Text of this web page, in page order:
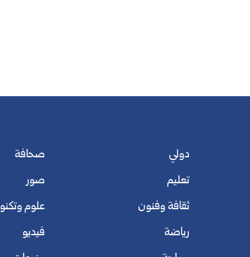
دولي
تعليم
ثقافة وفنون
رياضة
صحافة
صور
علوم
فيديو